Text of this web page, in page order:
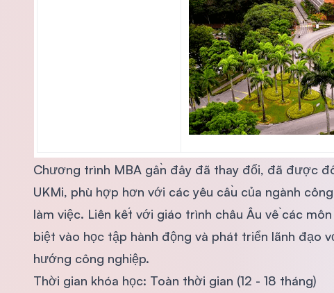
Chương trình MBA gần đây đã thay đổi, đã được
UKMi, phù hợp hơn với các yêu cầu của ngành
làm việc. Liên kết với giáo trình châu Âu về các
biệt vào học tập hành động và phát triển lãnh đạo
hướng công nghiệp.
Thời gian khóa học: Toàn thời gian (12 - 18 tháng)